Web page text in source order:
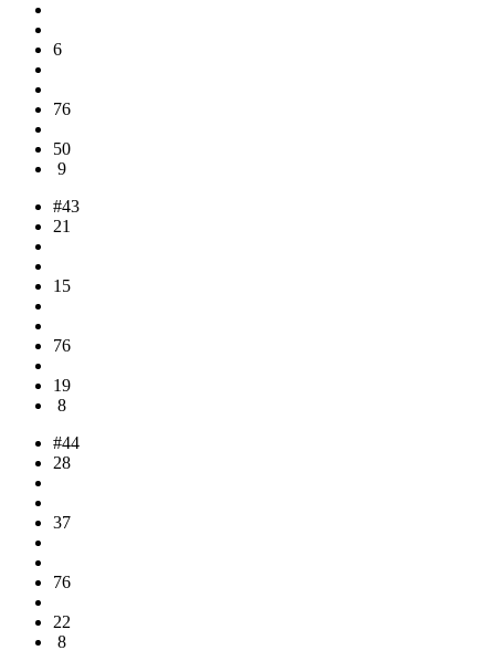
6
76
50
9
#43
21
15
76
19
8
#44
28
37
76
22
8